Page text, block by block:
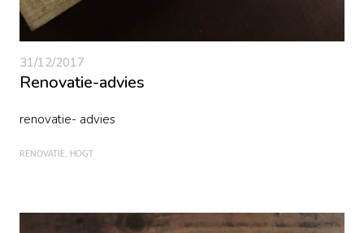
31/12/2017
Renovatie-advies
renovatie- advies
RENOVATIE HOGT